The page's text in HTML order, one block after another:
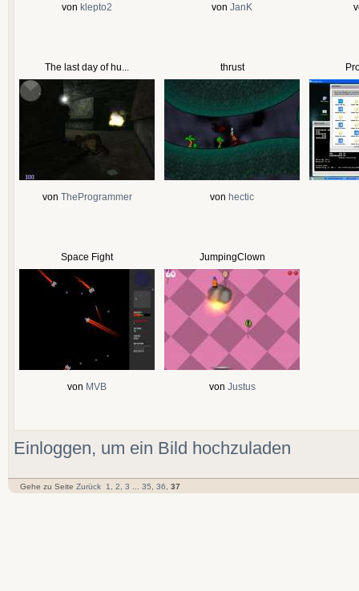
von klepto2 von JanK
The last day of hu...
von TheProgrammer
thrust
von hectic
Space Fight
von MVB
JumpingClown
von Justus
Einloggen, um ein Bild hochzuladen
Gehe zu Seite Zurück 1 2 3 35 36 37